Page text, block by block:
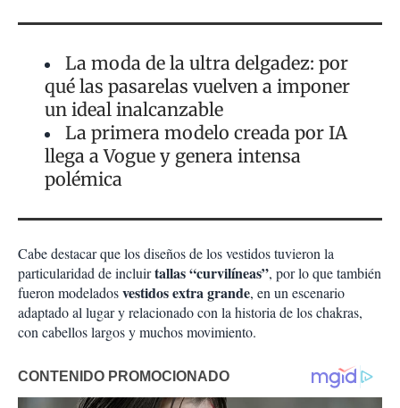
La moda de la ultra delgadez: por
qué las pasarelas vuelven a imponer
un ideal inalcanzable
La primera modelo creada por IA
llega a Vogue y genera intensa
polémica
Cabe destacar que los diseños de los vestidos tuvieron la
particularidad de incluirtallas “curvilíneas”, por lo que también
fueron modeladosvestidos extra grande, en un escenario
adaptado al lugar y relacionado con la historia de los chakras,
con cabellos largos y muchos movimiento.